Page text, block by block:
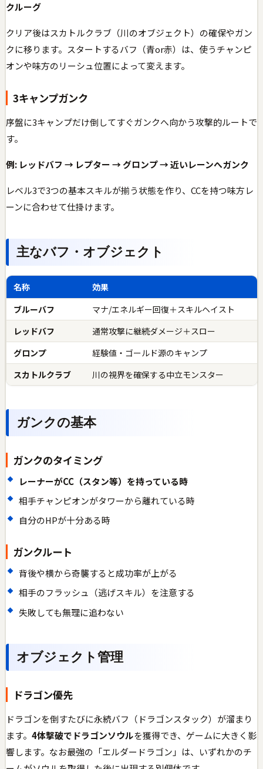
クルーグ
クリア後はスカトルクラブ（川のオブジェクト）の確保やガン
クに移ります。スタートするバフ（青or赤）は、使うチャンピ
オンや味方のリーシュ位置によって変えます。
3キャンプガンク
序盤に3キャンプだけ倒してすぐガンクへ向かう攻撃的ルートで
す。
例: レッドバフ → レプター → グロンプ → 近いレーンへガンク
レベル3で3つの基本スキルが揃う状態を作り、CCを持つ味方レ
ーンに合わせて仕掛けます。
主なバフ・オブジェクト
名称
効果
ブルーバフ
マナ/エネルギー回復＋スキルヘイスト
レッドバフ
通常攻撃に継続ダメージ＋スロー
グロンプ
経験値・ゴールド源のキャンプ
スカトルクラブ
川の視界を確保する中立モンスター
ガンクの基本
ガンクのタイミング
レーナーがCC（スタン等）を持っている時
相手チャンピオンがタワーから離れている時
自分のHPが十分ある時
ガンクルート
背後や横から奇襲すると成功率が上がる
相手のフラッシュ（逃げスキル）を注意する
失敗しても無理に追わない
オブジェクト管理
ドラゴン優先
ドラゴンを倒すたびに永続バフ（ドラゴンスタック）が溜まり
ます。 4体撃破でドラゴンソウルを獲得でき、ゲームに大きく影
響します。なお最強の「エルダードラゴン」は、いずれかのチ